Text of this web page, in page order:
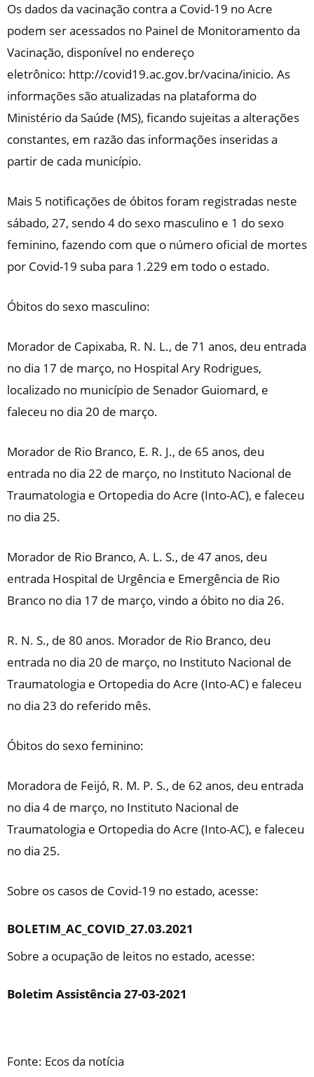
Os dados da vacinação contra a Covid-19 no Acre
podem ser acessados no Painel de Monitoramento da
Vacinação, disponível no endereço
eletrônico: http://covid19.ac.gov.br/vacina/inicio. As
informações são atualizadas na plataforma do
Ministério da Saúde (MS), ficando sujeitas a alterações
constantes, em razão das informações inseridas a
partir de cada município.
Mais 5 notificações de óbitos foram registradas neste
sábado, 27, sendo 4 do sexo masculino e 1 do sexo
feminino, fazendo com que o número oficial de mortes
por Covid-19 suba para 1.229 em todo o estado.
Óbitos do sexo masculino:
Morador de Capixaba, R. N. L., de 71 anos, deu entrada
no dia 17 de março, no Hospital Ary Rodrigues,
localizado no município de Senador Guiomard, e
faleceu no dia 20 de março.
Morador de Rio Branco, E. R. J., de 65 anos, deu
entrada no dia 22 de março, no Instituto Nacional de
Traumatologia e Ortopedia do Acre (Into-AC), e faleceu
no dia 25.
Morador de Rio Branco, A. L. S., de 47 anos, deu
entrada Hospital de Urgência e Emergência de Rio
Branco no dia 17 de março, vindo a óbito no dia 26.
R. N. S., de 80 anos. Morador de Rio Branco, deu
entrada no dia 20 de março, no Instituto Nacional de
Traumatologia e Ortopedia do Acre (Into-AC) e faleceu
no dia 23 do referido mês.
Óbitos do sexo feminino:
Moradora de Feijó, R. M. P. S., de 62 anos, deu entrada
no dia 4 de março, no Instituto Nacional de
Traumatologia e Ortopedia do Acre (Into-AC), e faleceu
no dia 25.
Sobre os casos de Covid-19 no estado, acesse:
BOLETIM_AC_COVID_27.03.2021
Sobre a ocupação de leitos no estado, acesse:
Boletim Assistência 27-03-2021
Fonte: Ecos da notícia